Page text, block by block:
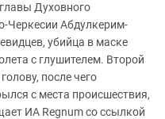
Духовного
Черкесии Абдулкерим-
убийца в маске
с глушителем. Второй
после чего
с места происшествия,
ИА Regnum со ссылкой